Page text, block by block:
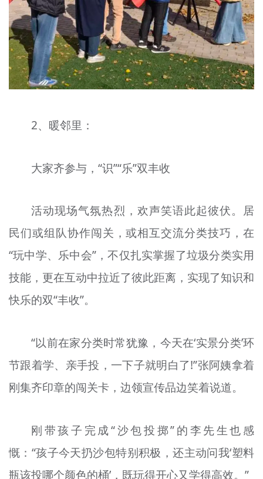
2、暖邻里：
大家齐参与，“识”“乐”双丰收
活动现场气氛热烈，欢声笑语此起彼伏。居
民们或组队协作闯关，或相互交流分类技巧，在
“玩中学、乐中会”，不仅扎实掌握了垃圾分类实用
技能，更在互动中拉近了彼此距离，实现了知识和
快乐的双“丰收”。
“以前在家分类时常犹豫，今天在‘实景分类’环
节跟着学、亲手投，一下子就明白了!”张阿姨拿着
刚集齐印章的闯关卡，边领宣传品边笑着说道。
刚带孩子完成“沙包投掷”的李先生也感
慨：“孩子今天扔沙包特别积极，还主动问我‘塑料
瓶该投哪个颜色的桶’，既玩得开心又学得高效。”